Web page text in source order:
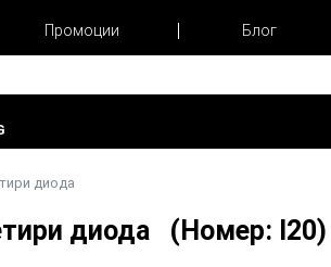
Промоции Блог
диода
диода (Номер: I20)